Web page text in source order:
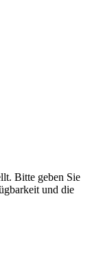
Bitte geben Sie
und die